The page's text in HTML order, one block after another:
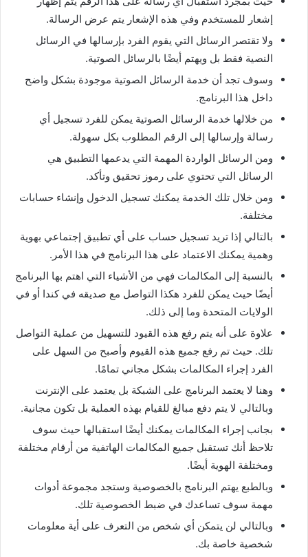
إشعار للمستخدم وفي هذه الإشعار يتم عرض الرسالة.
ولا تقتصر الرسائل التي يقوم الفرد بإرسالها في الرسائل
النصية فقط بل ويهتم أيضًا بالرسائل الصوتية.
وسوف تجد أن خدمة الرسائل الصوتية موجودة بشكل واضح
داخل هذا البرنامج.
من خلالها خدمة الرسائل الصوتية يمكن للفرد تسجيل أي
رسالة وإرسالها إلى الرقم المطلوب بكل سهولة.
ومن الرسائل الواردة المهمة التي يدعمها التطبيق هي
الرسائل التي تحتوي على رموز تحقيق وتأكد.
ومن خلال تلك الخدمة يمكنك تسجيل الدخول وإنشاء حسابات
مختلفة.
بالتالي إذا تريد تسجيل حساب على أي تطبيق إجتماعي بهوية
وهمية يمكنك الاعتماد على هذا البرنامج في هذا الأمر.
بالنسبة إلى المكالمات فهي من الأشياء التي اهتم بها البرنامج
أيضًا حيث يمكن للفرد هكذا التواصل مع صديقه في كندا أو في
الولايات المتحدة وما إلى ذلك.
علاوة على أنه يتم رفع هذه القيود للتسهيل من عملية التواصل
تلك. حيث تم رفع جميع هذه القيوم وأصبح من السهل على
الفرد إجراء المكالمات بشكل مجاني تمامًا.
وهنا لا يعتمد البرنامج على الشبكة بل يعتمد على الإنترنت
وبالتالي لا يتم دفع مبالغ للقيام بهذه العملية بل تكون مجانية.
بجانب إجراء المكالمات يمكنك أيضًا استقبالها حيث سوف
تلاحظ أنك تستقبل جميع المكالمات الهاتفية من أرقام مختلفة
ومختلفة الهوية أيضًا.
وبالطبع يهتم البرنامج بالخصوصية وستجد مجموعة أدوات
مهمة سوف تساعدك في ضبط الخصوصية تلك.
وبالتالي لن يتمكن أي شخص من التعرف على أية معلومات
شخصية خاصة بك.